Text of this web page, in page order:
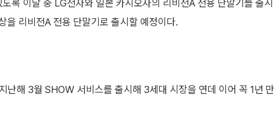
록 이달 중 LG전자와 일본 카시오사의 리비전A 전용 단말기를 출시
리비전A 전용 단말기로 출시할 예정이다.
해 3월 SHOW 서비스를 출시해 3세대 시장을 연데 이어 꼭 1년 만